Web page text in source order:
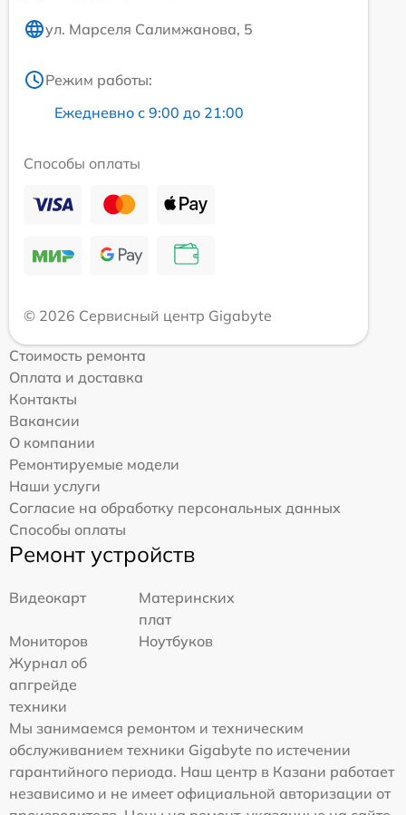
ул. Марселя Салимжанова, 5
Режим работы:
Ежедневно с 9:00 до 21:00
Способы оплаты
© 2026 Сервисный центр Gigabyte
Стоимость ремонта
Оплата и доставка
Контакты
Вакансии
О компании
Ремонтируемые модели
Наши услуги
Согласие на обработку персональных данных
Способы оплаты
Ремонт устройств
Видеокарт
Материнских
плат
Мониторов
Ноутбуков
Журнал об
апгрейде
техники
Мы занимаемся ремонтом и техническим
обслуживанием техники Gigabyte по истечении
гарантийного периода. Наш центр в Казани работает
независимо и не имеет официальной авторизации от